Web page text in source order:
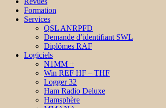
Formation
Services
QSL ANRPFD
Demande d’identifiant SWL
Diplômes RAF
Logiciels
N1MM +
Win REF HF – THF
Logger 32
Ham Radio Deluxe
Hamsphère